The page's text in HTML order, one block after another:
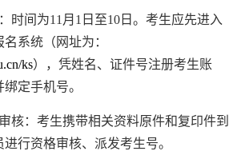
： 时间为11 月 1 日至10 日。考生应先进 入
系统（网址为：
ks），凭姓名、证件号注册考生账
定手机号。
核：考生携带相关资料原件和复印件到
进行资格审核、派发考生号。